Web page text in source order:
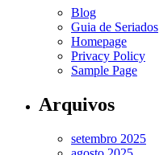
Blog
Guia de Seriados
Homepage
Privacy Policy
Sample Page
Arquivos
setembro 2025